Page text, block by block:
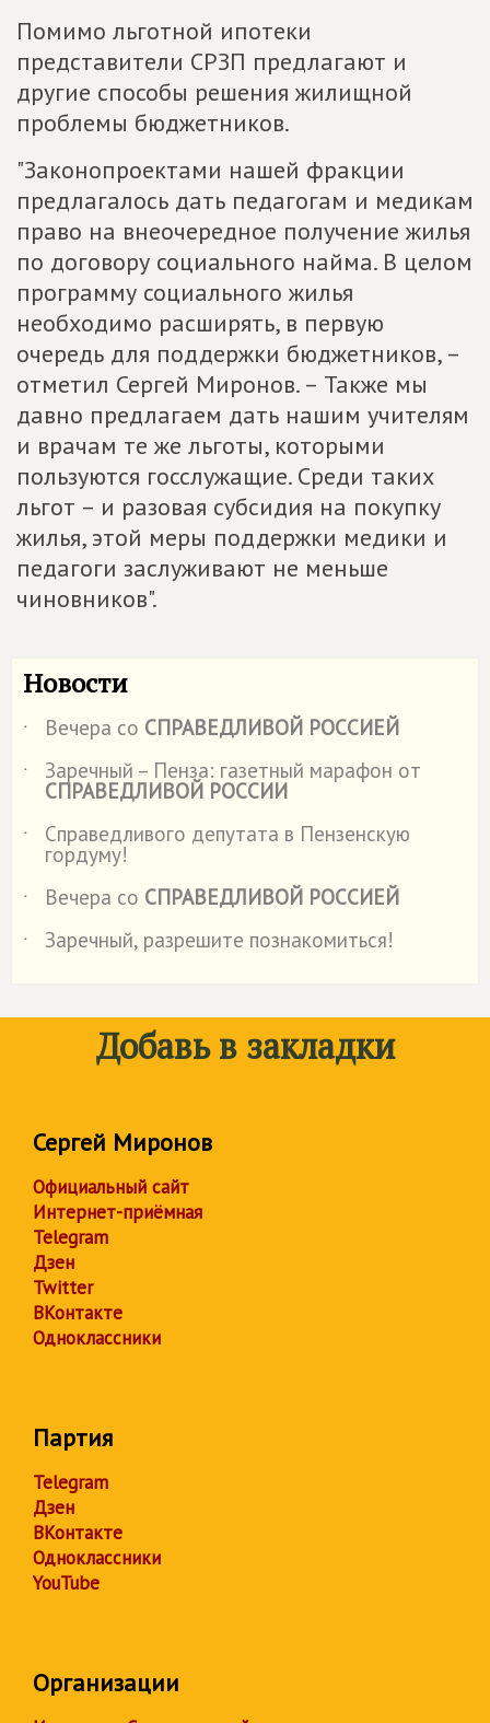
Помимо льготной ипотеки
представители СРЗП предлагают и
другие способы решения жилищной
проблемы бюджетников.
"Законопроектами нашей фракции
предлагалось дать педагогам и медикам
право на внеочередное получение жилья
по договору социального найма. В целом
программу социального жилья
необходимо расширять, в первую
очередь для поддержки бюджетников, –
отметил Сергей Миронов. – Также мы
давно предлагаем дать нашим учителям
и врачам те же льготы, которыми
пользуются госслужащие. Среди таких
льгот – и разовая субсидия на покупку
жилья, этой меры поддержки медики и
педагоги заслуживают не меньше
чиновников".
Новости
˙ Вечера со СПРАВЕДЛИВОЙ РОССИЕЙ
˙
Заречный – Пенза: газетный марафон от
СПРАВЕДЛИВОЙ РОССИИ
˙
Справедливого депутата в Пензенскую
гордуму!
˙
Вечера со СПРАВЕДЛИВОЙ РОССИЕЙ
˙
Заречный, разрешите познакомиться!
Добавь в закладки
Сергей Миронов
Официальный сайт
Интернет-приёмная
Telegram
Дзен
Twitter
ВКонтакте
Одноклассники
Партия
Telegram
Дзен
ВКонтакте
Одноклассники
YouTube
Организации